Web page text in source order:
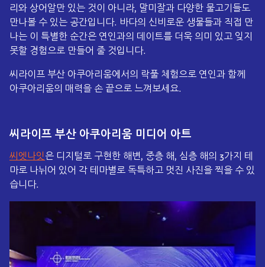
리와 상어알만 있는 것이 아니라, 말미잘과 다양한 물고기들도
만나볼 수 있는 공간입니다. 바다의 신비로운 생물들과 직접 만
나는 이 특별한 순간은 연인과의 데이트를 더욱 의미 있고 잊지
못할 경험으로 만들어 줄 것입니다.
씨라이프 부산 아쿠아리움에서의 락풀 체험으로 연인과 함께
아쿠아리움의 매력을 손 끝으로 느껴보세요.
씨라이프 부산 아쿠아리움 미디어 아트
씨엣나잇 은 디지털로 구현한 해변, 중층 해, 심층 해의 3가지 테
마로 나뉘어 있어 각 테마별로 독특하고 멋진 사진을 찍을 수 있
습니다.